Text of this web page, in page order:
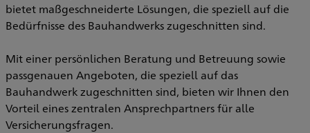
bietet maßgeschneiderte Lösungen, die speziell auf die
Bedürfnisse des Bauhandwerks zugeschnitten sind.
Mit einer persönlichen Beratung und Betreuung sowie
passgenauen Angeboten, die speziell auf das
Bauhandwerk zugeschnitten sind, bieten wir Ihnen den
Vorteil eines zentralen Ansprechpartners für alle
Versicherungsfragen.